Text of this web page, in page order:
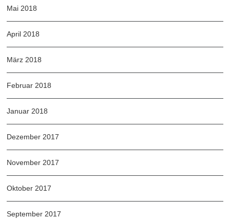
Mai 2018
April 2018
März 2018
Februar 2018
Januar 2018
Dezember 2017
November 2017
Oktober 2017
September 2017